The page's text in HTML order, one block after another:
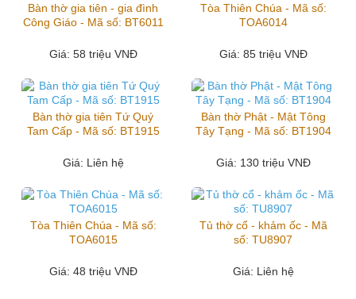
Bàn thờ gia tiên - gia đình
Công Giáo - Mã số: BT6011
Giá: 58 triệu VNĐ
Tòa Thiên Chúa - Mã số:
TOA6014
Giá: 85 triệu VNĐ
Bàn thờ gia tiên Tứ Quý
Tam Cấp - Mã số: BT1915
Giá: Liên hệ
Bàn thờ Phật - Mật Tông
Tây Tạng - Mã số: BT1904
Giá: 130 triệu VNĐ
Tòa Thiên Chúa - Mã số:
TOA6015
Giá: 48 triệu VNĐ
Tủ thờ cổ - khảm ốc - Mã
số: TU8907
Giá: Liên hệ